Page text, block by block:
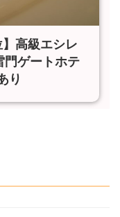
】高級エシレ
門ゲートホテ
り